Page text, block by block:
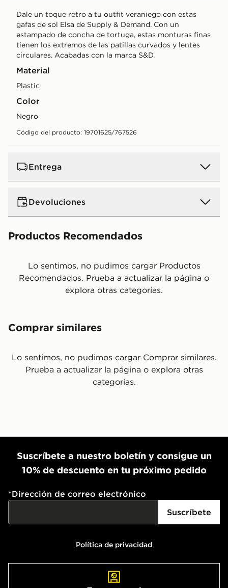
Dale un toque retro a tu outfit veraniego con estas
gafas de sol Elsa de Supply & Demand. Con un
estampado de concha de tortuga, estas monturas finas
tienen los extremos de las patillas curvados y lentes
circulares. Acabadas con la marca S&D.
Material
Plastic
Color
negro
Código del producto: 19701625/767526
Entrega
Devoluciones
Productos Recomendados
Lo sentimos, no pudimos cargar Productos
Recomendados. Prueba a actualizar la página o
explora otras categorías.
Comprar similares
Lo sentimos, no pudimos cargar Comprar similares.
Prueba a actualizar la página o explora otras
categorías.
Suscríbete a nuestro boletín y consigue un
10% de descuento en tu próximo pedido
*Dirección de correo electrónico
Suscríbete
Política de privacidad